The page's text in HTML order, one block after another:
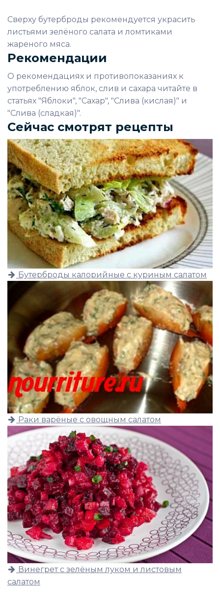
Сверху бутерброды рекомендуется украсить
листьями зелёного салата и ломтиками
жареного мяса.
Рекомендации
О рекомендациях и противопоказаниях к
употреблению яблок, слив и сахара читайте в
статьях "Яблоки", "Сахар", "Слива (кислая)" и
"Слива (сладкая)".
Сейчас смотрят рецепты
Бутерброды калорийные с куриным салатом
Раки варёные с овощным салатом
Винегрет с зелёным луком и листовым
салатом